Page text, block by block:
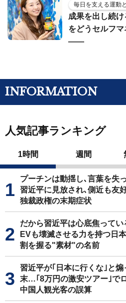
毎日を支える運動
成果を出し続
をどうセルフ
——
INFORMATION
人気記事ランキング
1時間 週間
プーチンは動揺し､言葉を失
習近平に見放され､側近も友
独裁政権の末期症状
だから習近平は心底焦って
EVも壊滅させる力を持つ日
割を握る"素材"の名前
習近平が｢日本に行くな｣と
末…｢8万円の激安ツアー｣で
中国人観光客の誤算